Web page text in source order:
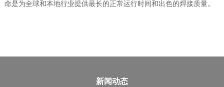
命是为全球和本地行业提供最长的正常运行时间和出色的焊接质量。
新闻动态